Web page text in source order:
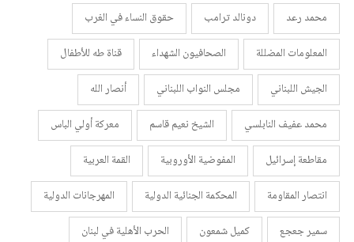
محمد رعد
دونالد ترامب
حقوق النساء في الغرب
المعلومات المضللة
الصحافيون الشهداء
قناة طه للأطفال
الجيش اللبناني
مجلس النواب اللبناني
أنصار الله
محمد عفيف النابلسي
الشيخ نعيم قاسم
معركة أولي الباس
مقاطعة إسرائيل
المفوضية الأوروبية
القمة العربية
انتصار المقاومة
المحكمة الجنائية الدولية
المهرجانات الدولية
سمير جعجع
كميل شمعون
الحرب الأهلية في لبنان